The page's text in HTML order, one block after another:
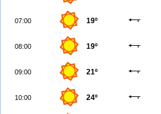
07:00 19º
08:00 19º
09:00 21º
10:00 24º